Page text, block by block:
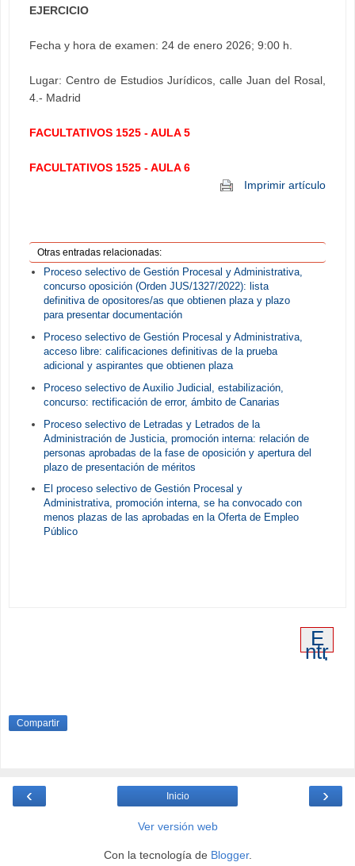
EJERCICIO
Fecha y hora de examen: 24 de enero 2026; 9:00 h.
Lugar: Centro de Estudios Jurídicos, calle Juan del Rosal,
4.- Madrid
FACULTATIVOS 1525 - AULA 5
FACULTATIVOS 1525 - AULA 6
Imprimir artículo
Otras entradas relacionadas:
Proceso selectivo de Gestión Procesal y Administrativa,
concurso oposición (Orden JUS/1327/2022): lista
definitiva de opositores/as que obtienen plaza y plazo
para presentar documentación
Proceso selectivo de Gestión Procesal y Administrativa,
acceso libre: calificaciones definitivas de la prueba
adicional y aspirantes que obtienen plaza
Proceso selectivo de Auxilio Judicial, estabilización,
concurso: rectificación de error, ámbito de Canarias
Proceso selectivo de Letradas y Letrados de la
Administración de Justicia, promoción interna: relación de
personas aprobadas de la fase de oposición y apertura del
plazo de presentación de méritos
El proceso selectivo de Gestión Procesal y
Administrativa, promoción interna, se ha convocado con
menos plazas de las aprobadas en la Oferta de Empleo
Público
E
ntr
ad
Compartir
‹ ›
Inicio
Ver versión web
Con la tecnología de Blogger.